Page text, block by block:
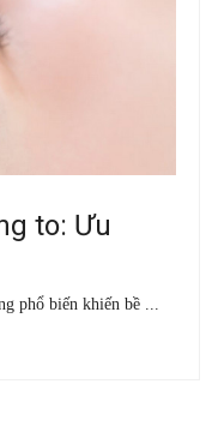
to: Ưu
phổ biến khiến bề ...